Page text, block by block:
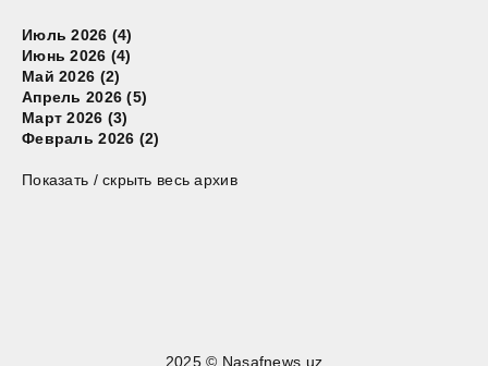
Июль 2026 (4)
Июнь 2026 (4)
Май 2026 (2)
Апрель 2026 (5)
Март 2026 (3)
Февраль 2026 (2)
Показать / скрыть весь архив
2025 © Nasafnews.uz